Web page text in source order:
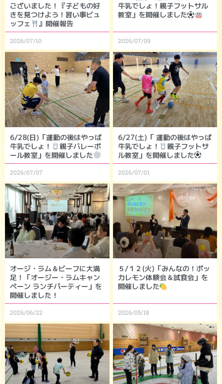
ございました！『子どもの好
きを見つけよう！習い事ビュ
ッフェ
』開催報告
2026/07/10
牛乳でしょ！親子フットサル
教室」を開催しました
2026/07/09
6/28(日)「運動の後はやっぱ
牛乳でしょ！
親子バレーボ
ール教室」を開催しました
2026/07/07
6/27(土)「 運動の後はやっぱ
牛乳でしょ！
親子フットサ
ル教室」を開催しました
2026/07/01
オージ・ラム＆ビーフに大満
足！「オージー・ラムキャン
ペーン ランチパーティー」を
開催しました！
2026/06/22
５/１２(火)「みんなの！ポッ
カレモン体験会＆試食会」を
開催しました
2026/05/18